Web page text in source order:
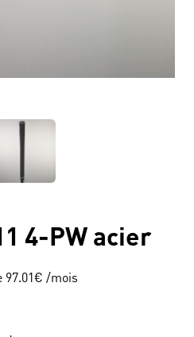
4-PW acier
97.01€ /mois